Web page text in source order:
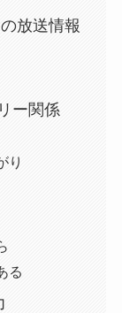
放送情報
ー関係
り
る